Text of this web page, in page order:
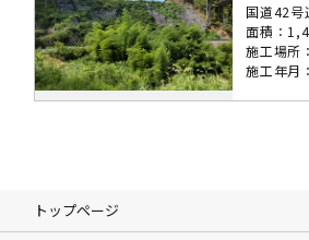
国道42号
面積：
施工場所
施工年月
トップページ